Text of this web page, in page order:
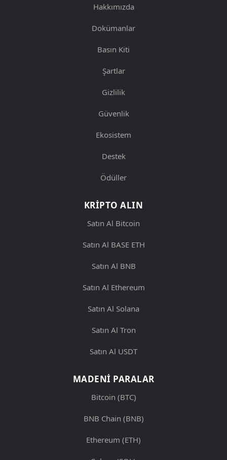
Hakkımızda
Dokümanlar
Basın Kiti
Şartlar
Gizlilik
Güvenlik
Ekosistem
Destek
Ödüller
KRIPTO ALIN
Satın Al Bitcoin
Satın Al BASE ETH
Satın Al BNB
Satın Al Ethereum
Satın Al Solana
Satın Al Tron
Satın Al USDT
MADENI PARALAR
Bitcoin (BTC)
BNB Chain (BNB)
Ethereum (ETH)